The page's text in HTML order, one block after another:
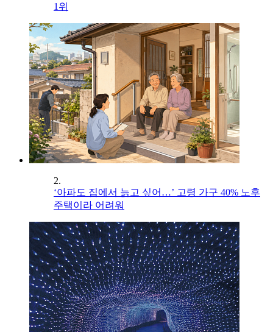
1위
2.
‘아파도 집에서 늙고 싶어…’ 고령 가구 40% 노후
주택이라 어려워